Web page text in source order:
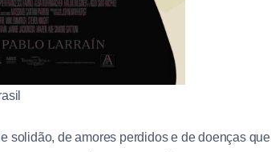
solidão, de amores perdidos e de doenças que